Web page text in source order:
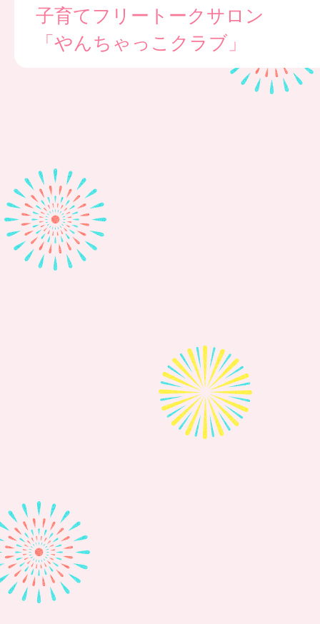
子育てフリートークサロン
「やんちゃっこクラブ」